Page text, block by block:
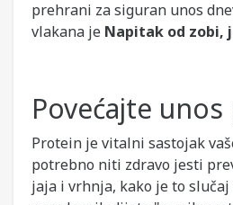
prehrani za siguran unos
vlakana je Napitak od zobi,
Povećajte
Protein je vitalni sastojak
potrebno niti zdravo jesti
jaja i vrhnja, kako je to